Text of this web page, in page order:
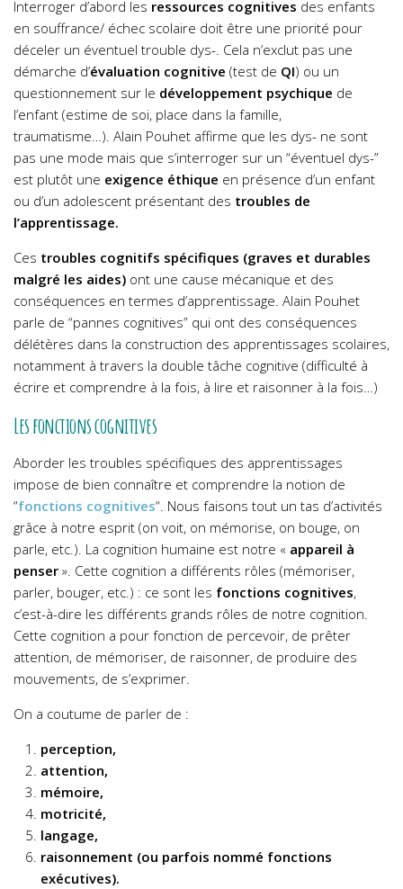
Interroger d’abord les ressources cognitives des enfants
en souffrance/ échec scolaire doit être une priorité pour
déceler un éventuel trouble dys-. Cela n’exclut pas une
démarche d’évaluation cognitive (test de QI) ou un
questionnement sur le développement psychique de
l’enfant (estime de soi, place dans la famille,
traumatisme…). Alain Pouhet affirme que les dys- ne sont
pas une mode mais que s’interroger sur un “éventuel dys-”
est plutôt une exigence éthique en présence d’un enfant
ou d’un adolescent présentant des troubles de
l’apprentissage.
Ces troubles cognitifs spécifiques (graves et durables
malgré les aides) ont une cause mécanique et des
conséquences en termes d’apprentissage. Alain Pouhet
parle de “pannes cognitives” qui ont des conséquences
délétères dans la construction des apprentissages scolaires,
notamment à travers la double tâche cognitive (difficulté à
écrire et comprendre à la fois, à lire et raisonner à la fois…)
Les fonctions cognitives
Aborder les troubles spécifiques des apprentissages
impose de bien connaître et comprendre la notion de
“fonctions cognitives“. Nous faisons tout un tas d’activités
grâce à notre esprit (on voit, on mémorise, on bouge, on
parle, etc.). La cognition humaine est notre « appareil à
penser ». Cette cognition a différents rôles (mémoriser,
parler, bouger, etc.) : ce sont les fonctions cognitives,
c’est-à-dire les différents grands rôles de notre cognition.
Cette cognition a pour fonction de percevoir, de prêter
attention, de mémoriser, de raisonner, de produire des
mouvements, de s’exprimer.
On a coutume de parler de :
perception,
attention,
mémoire,
motricité,
langage,
raisonnement (ou parfois nommé fonctions
exécutives).